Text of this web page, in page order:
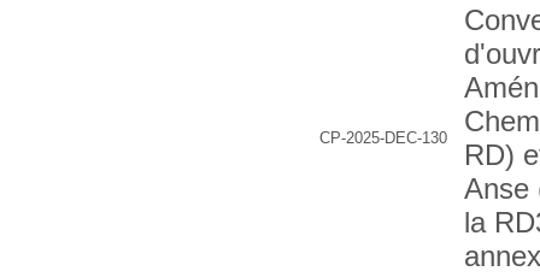
CP-2025-DEC-130
RD)
Anse
la